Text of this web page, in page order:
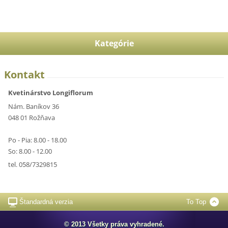
Kategórie
Kontakt
Kvetinárstvo Longiflorum
Nám. Baníkov 36
048 01 Rožňava
Po - Pia: 8.00 - 18.00
So: 8.00 - 12.00
tel. 058/7329815
Štandardná verzia To Top
© 2013 Všetky práva vyhradené.